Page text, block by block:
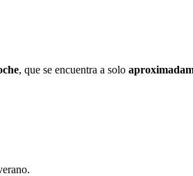
, que se encuentra a solo